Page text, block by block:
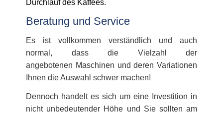
Durchlauf des Kaffees.
Beratung und Service
Es ist vollkommen verständlich und auch
normal, dass die Vielzahl der
angebotenen Maschinen und deren Variationen
Ihnen die Auswahl schwer machen!
Dennoch handelt es sich um eine Investition in
nicht unbedeutender Höhe und Sie sollten am